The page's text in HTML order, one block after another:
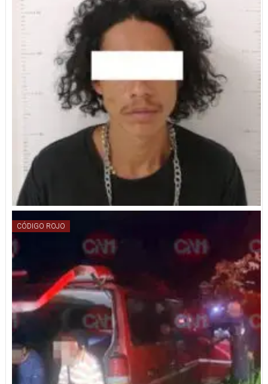
CÓDIGO ROJO